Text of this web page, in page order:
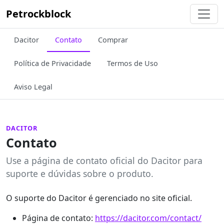
Petrockblock
Dacitor Contato Comprar
Política de Privacidade Termos de Uso
Aviso Legal
DACITOR
Contato
Use a página de contato oficial do Dacitor para
suporte e dúvidas sobre o produto.
O suporte do Dacitor é gerenciado no site oficial.
Página de contato: https://dacitor.com/contact/